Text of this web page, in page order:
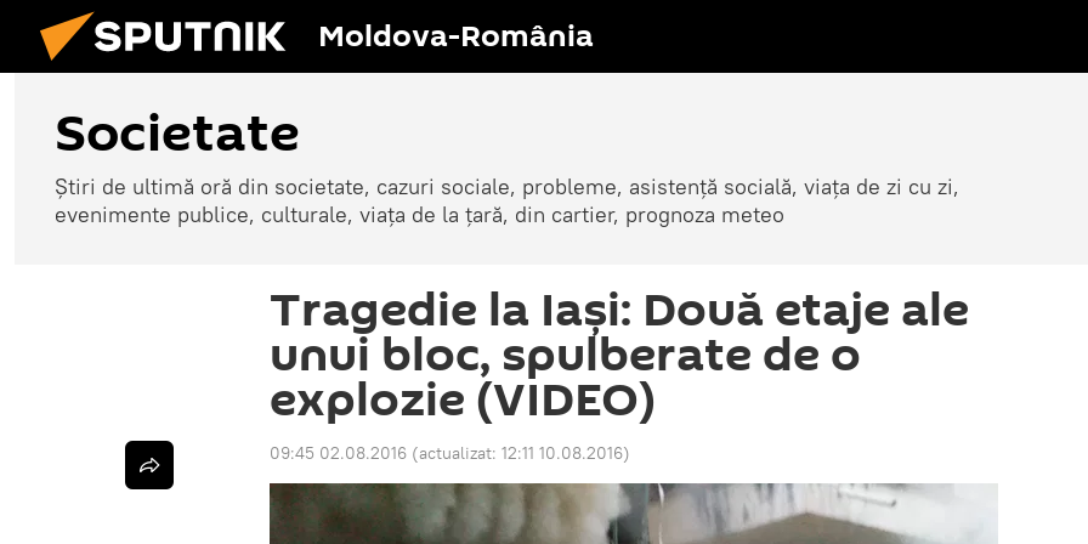
Moldova-România
Societate
Știri de ultimă oră din societate, cazuri sociale, probleme, asistență socială, viața de zi cu zi,
evenimente publice, culturale, viața de la țară, din cartier, prognoza meteo
Tragedie la Iași: Două etaje ale
unui bloc, spulberate de o
explozie (VIDEO)
09:45 02.08.2016 (actualizat: 12:11 10.08.2016)